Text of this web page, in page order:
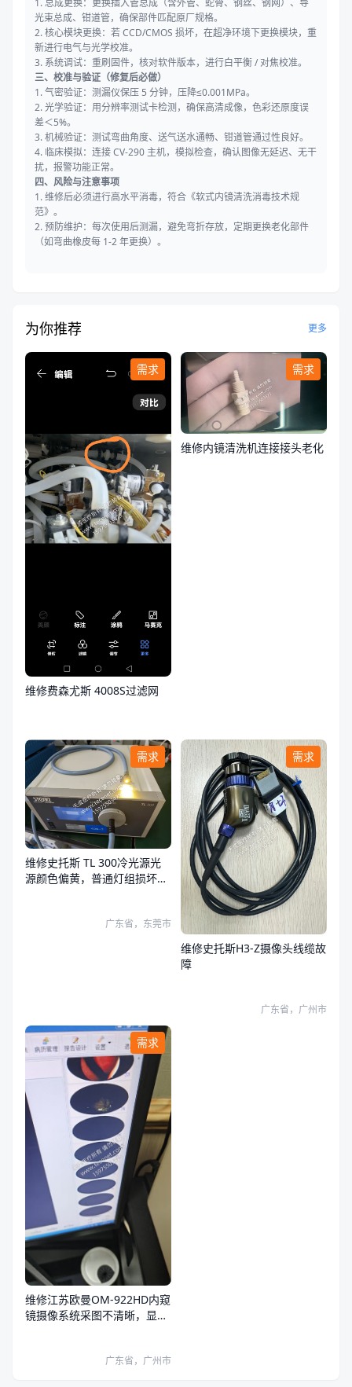
光束总成、钳道管，确保部件匹配原厂规格。
2. 核心模块更换：若 CCD/CMOS 损坏，在超净环境下更换模块，重
新进行电气与光学校准。
3. 系统调试：重刷固件，核对软件版本，进行白平衡 / 对焦校准。
三、校准与验证（修复后必做）
1. 气密验证：测漏仪保压 5 分钟，压降≤0.001MPa。
2. 光学验证：用分辨率测试卡检测，确保高清成像，色彩还原度误
差＜5%。
3. 机械验证：测试弯曲角度、送气送水通畅、钳道管通过性良好。
4. 临床模拟：连接 CV-290 主机，模拟检查，确认图像无延迟、无干
扰，报警功能正常。
四、风险与注意事项
1. 维修后必须进行高水平消毒，符合《软式内镜清洗消毒技术规
范》。
2. 预防维护：每次使用后测漏，避免弯折存放，定期更换老化部件
（如弯曲橡皮每 1-2 年更换）。
为你推荐 更多
需求
维修费森尤斯 4008S过滤网
需求
维修内镜清洗机连接接头老化
需求
维修史托斯 TL 300冷光源光
源颜色偏黄，普通灯组损坏，
广东省，东莞市
需求
维修史托斯H3-Z摄像头线缆故
障
广东省，广州市
需求
维修江苏欧曼OM-922HD内窥
镜摄像系统采图不清晰，显示
广东省，广州市